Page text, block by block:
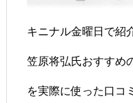
キニナル金曜日で紹
笠原将弘氏おすすめ
を実際に使った口コ